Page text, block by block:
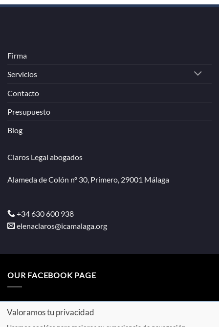
Firma
Servicios
Contacto
Presupuesto
Blog
Claros Legal abogados
Alameda de Colón nº 30, Primero, 29001 Málaga
+34 630 600 938
elenaclaros@icamalaga.org
OUR FACEBOOK PAGE
Valoramos tu privacidad